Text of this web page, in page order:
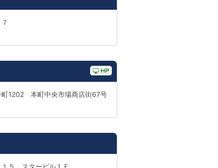
町1202 本町中央市場商店街67号
１５ スタービル１Ｆ